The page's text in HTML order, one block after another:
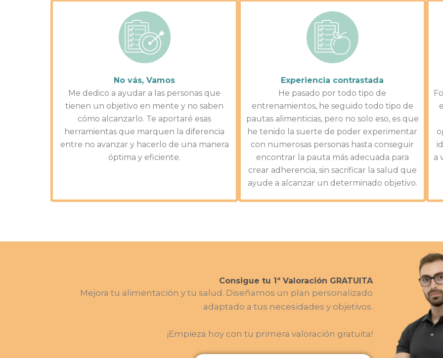
No vás, Vamos
Me dedico a ayudar a las personas que
tienen un objetivo en mente y no saben
cómo alcanzarlo. Te aportaré esas
herramientas que marquen la diferencia
entre no avanzar y hacerlo de una manera
óptima y eficiente.
Experiencia contrastada
He pasado por todo tipo de
entrenamientos, he seguido todo tipo de
pautas alimenticias, pero no solo eso, es que
he tenido la suerte de poder experimentar
con numerosas personas hasta conseguir
encontrar la pauta más adecuada para
crear adherencia, sin sacrificar la salud que
ayude a alcanzar un determinado objetivo.
a
Consigue tu 1ª Valoración GRATUITA
Mejora tu alimentación y tu salud. Diseñamos un plan personalizado
adaptado a tus necesidades y objetivos.
¡Empieza hoy con tu primera valoración gratuita!